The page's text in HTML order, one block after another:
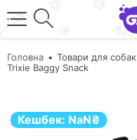
Головна Товари для собак
Trixie Baggy Snack
Кешбек: NaN₴